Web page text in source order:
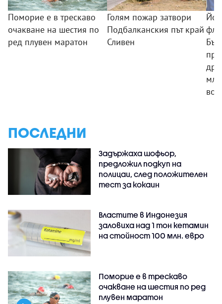
Поморие е в трескаво
очакване на шестия по
ред плувен маратон
Голям пожар затвори
Подбалканския път край
Сливен
ПОСЛЕДНИ
Задържаха шофьор,
предложил подкуп на
полицаи, след положителен
тест за кокаин
Властите в Индонезия
заловиха над 1 тон кетамин
на стойност 100 млн. евро
Поморие е в трескаво
очакване на шестия по ред
плувен маратон